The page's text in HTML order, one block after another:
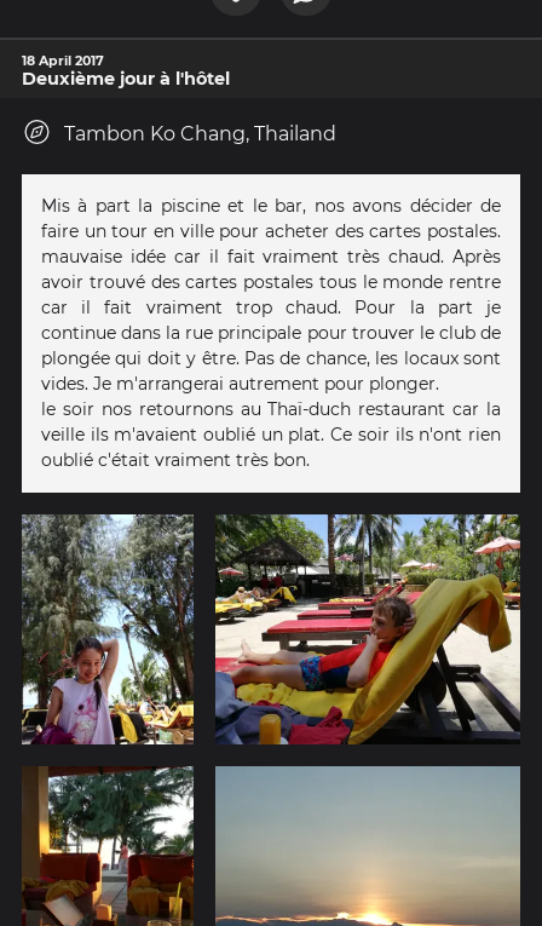
18 April 2017
Deuxième jour à l'hôtel
Tambon Ko Chang, Thailand
Mis à part la piscine et le bar, nos avons décider de
faire un tour en ville pour acheter des cartes postales.
mauvaise idée car il fait vraiment très chaud. Après
avoir trouvé des cartes postales tous le monde rentre
car il fait vraiment trop chaud. Pour la part je
continue dans la rue principale pour trouver le club de
plongée qui doit y être. Pas de chance, les locaux sont
vides. Je m'arrangerai autrement pour plonger.
le soir nos retournons au Thaï-duch restaurant car la
veille ils m'avaient oublié un plat. Ce soir ils n'ont rien
oublié c'était vraiment très bon.